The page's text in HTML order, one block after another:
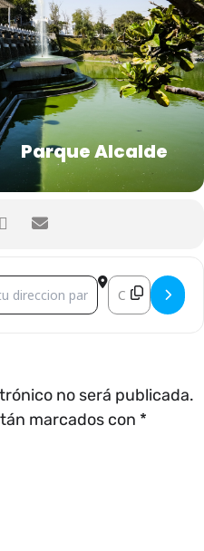
Parque Alcalde
[] Destination
no será publicada.
marcados con *